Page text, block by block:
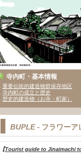
寺内町・基本情報
重要伝統的建造物群保存地区
寺内町の成立と歴史
歴史的建造物（お寺・町家）
BUPLE- フラワーア
【Tourist guide to Jinaimachi